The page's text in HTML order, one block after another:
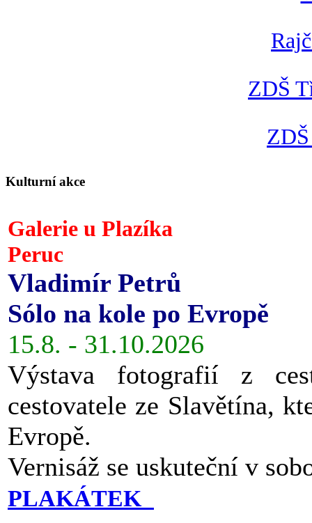
ZDŠ
Kulturní akce
Galerie u Plazíka
Peruc
Vladimír Petrů
Sólo na kole po Evropě
15.8. - 31.10.2026
Výstava fotografií z
cestovatele ze Slavětína,
Evropě.
Vernisáž se uskuteční v
PLAKÁTEK